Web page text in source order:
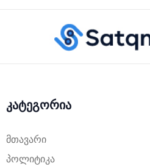
კატეგორია
მთავარი
პოლიტიკა